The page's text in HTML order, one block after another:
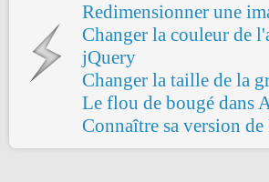
Redimensionner une
Changer la couleur de
jQuery
Changer la taille de la
Le flou de bougé dans
Connaître sa version de